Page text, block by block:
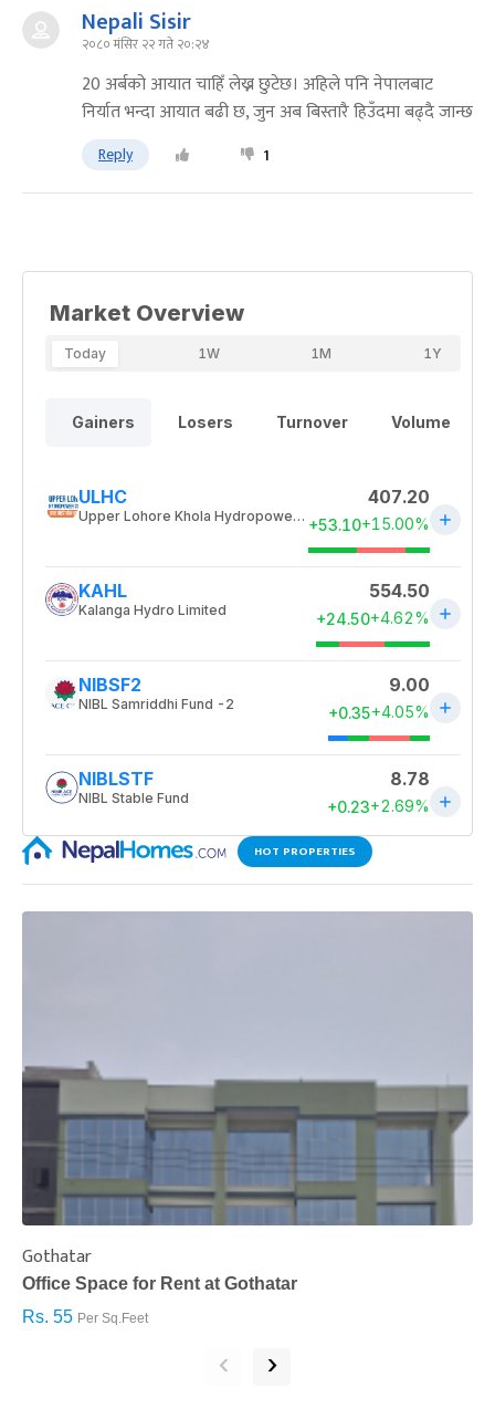
Nepali Sisir
२०८० मंसिर २२ गते २०:२४
20 अर्बको आयात चाहिँ लेख्न छुटेछ। अहिले पनि नेपालबाट
निर्यात भन्दा आयात बढी छ, जुन अब बिस्तारै हिउँदमा बढ्दै जान्छ
Reply 1
HOT PROPERTIES
Gothatar
Office Space for Rent at Gothatar
Rs. 55 Per Sq.Feet
‹ ›